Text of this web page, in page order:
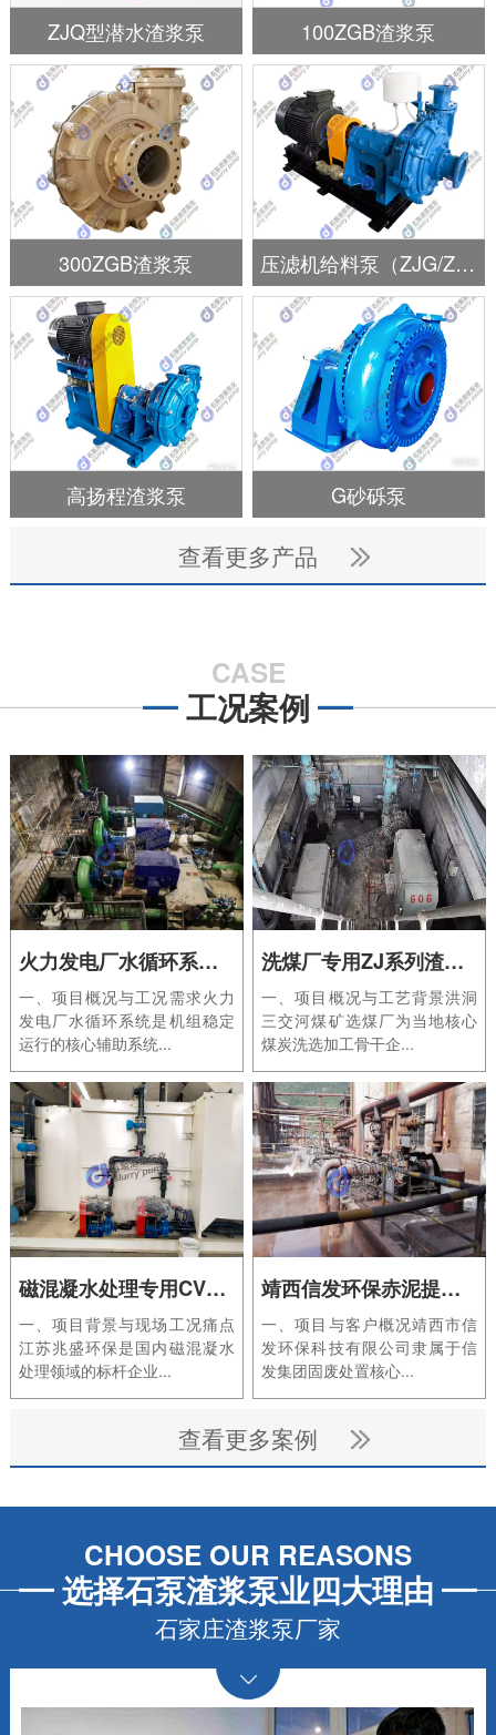
ZJQ型潜水渣浆泵 100ZGB渣浆泵
300ZGB渣浆泵 压滤机给料泵（ZJG/ZJE/ZJW/SYA）
高扬程渣浆泵 G砂砾泵
查看更多产品
CASE
工况案例
火力发电厂水循环系统专用渣浆泵应用案例｜攀枝花火电项目
一、项目概况与工况需求火力
发电厂水循环系统是机组稳定
运行的核心辅助系统...
洗煤厂专用ZJ系列渣浆泵应用案例｜洪洞三交河煤矿选煤厂
一、项目概况与工艺背景洪洞
三交河煤矿选煤厂为当地核心
煤炭洗选加工骨干企...
磁混凝水处理专用CV传动渣浆泵应用案例｜江苏兆盛环保项目
一、项目背景与现场工况痛点
江苏兆盛环保是国内磁混凝水
处理领域的标杆企业...
靖西信发环保赤泥提铁项目
一、项目与客户概况靖西市信
发环保科技有限公司隶属于信
发集团固废处置核心...
查看更多案例
CHOOSE OUR REASONS
选择石泵渣浆泵业四大理由
石家庄渣浆泵厂家